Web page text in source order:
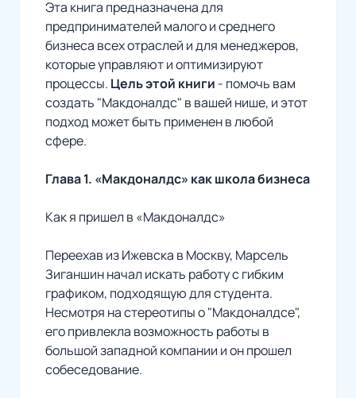
Эта книга предназначена для
предпринимателей малого и среднего
бизнеса всех отраслей и для менеджеров,
которые управляют и оптимизируют
процессы. Цель этой книги - помочь вам
создать "Макдоналдс" в вашей нише, и этот
подход может быть применен в любой
сфере.
Глава 1. «Макдоналдс» как школа бизнеса
Как я пришел в «Макдоналдс»
Переехав из Ижевска в Москву, Марсель
Зиганшин начал искать работу с гибким
графиком, подходящую для студента.
Несмотря на стереотипы о "Макдоналдсе",
его привлекла возможность работы в
большой западной компании и он прошел
собеседование.